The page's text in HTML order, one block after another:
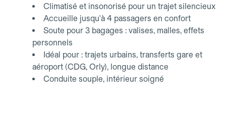
Climatisé et insonorisé pour un trajet silencieux
Accueille jusqu'à 4 passagers en confort
Soute pour 3 bagages : valises, malles, effets
personnels
Idéal pour : trajets urbains, transferts gare et
aéroport (CDG, Orly), longue distance
Conduite souple, intérieur soigné